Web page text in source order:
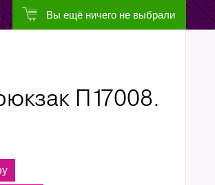
Вы ещё ничего не выбрали
П17008.